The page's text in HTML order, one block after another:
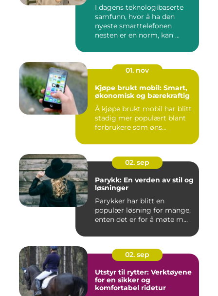
I dagens teknologibaserte
samfunn, hvor å ha den
nyeste smarttelefonen
nesten er en norm, kan ...
01. nov
Kjøpe brukt mobil: Smart,
økonomisk og bærekraftig
Å kjøpe brukt mobil har blitt
stadig mer populært blant
forbrukere som øns...
02. sep
Parykk: En verden av stil og
løsninger
Parykker har blitt en
populær løsning for mange,
enten det er for å møte m...
02. sep
Utstyr til rytter: Verktøyene
for en sikker og
komfortabel ridetur